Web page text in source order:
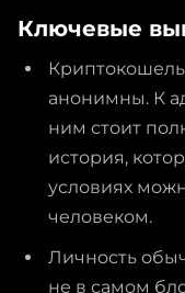
Ключевые
анонимны. К
ним стоит
история,
условиях
человеком.
Личность
не в самом